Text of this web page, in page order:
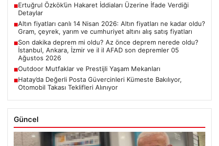
■Ertuğrul Özkök’ün Hakaret İddiaları Üzerine İfade Verdiği
Detaylar
■Altın fiyatları canlı 14 Nisan 2026: Altın fiyatları ne kadar oldu?
Gram, çeyrek, yarım ve cumhuriyet altını alış satış fiyatları
■Son dakika deprem mi oldu? Az önce deprem nerede oldu?
İstanbul, Ankara, İzmir ve il il AFAD son depremler 05
Ağustos 2026
■Outdoor Mutfaklar ve Prestijli Yaşam Mekanları
■Hatay’da Değerli Posta Güvercinleri Kümeste Bakılıyor,
Otomobil Takası Teklifleri Alınıyor
Güncel